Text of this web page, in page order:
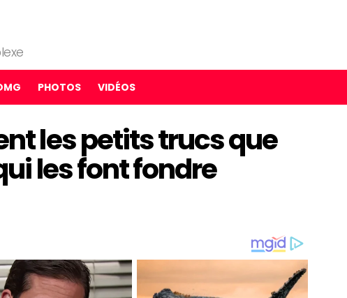
PHOTOS VIDÉOS
les petits trucs que
les font fondre